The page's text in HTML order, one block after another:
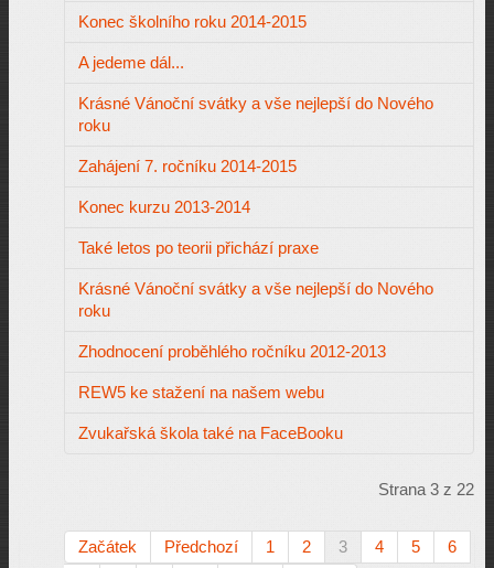
Konec školního roku 2014-2015
A jedeme dál...
Krásné Vánoční svátky a vše nejlepší do Nového
roku
Zahájení 7. ročníku 2014-2015
Konec kurzu 2013-2014
Také letos po teorii přichází praxe
Krásné Vánoční svátky a vše nejlepší do Nového
roku
Zhodnocení proběhlého ročníku 2012-2013
REW5 ke stažení na našem webu
Zvukařská škola také na FaceBooku
Strana 3 z 22
Začátek Předchozí 1 2 3 4 5
6